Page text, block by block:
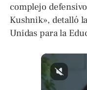
complejo
Kushnik», detalló
Unidas para la